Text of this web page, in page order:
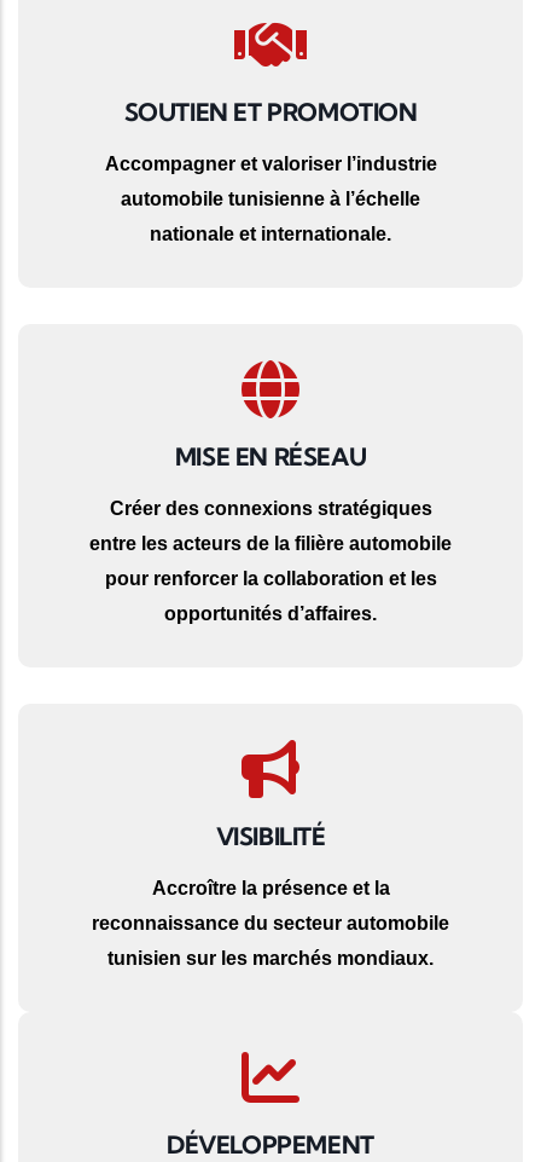
SOUTIEN ET PROMOTION
Accompagner et valoriser l’industrie
automobile tunisienne à l’échelle
nationale et internationale.
MISE EN RÉSEAU
Créer des connexions stratégiques
entre les acteurs de la filière automobile
pour renforcer la collaboration et les
opportunités d’affaires.
VISIBILITÉ
Accroître la présence et la
reconnaissance du secteur automobile
tunisien sur les marchés mondiaux.
DÉVELOPPEMENT